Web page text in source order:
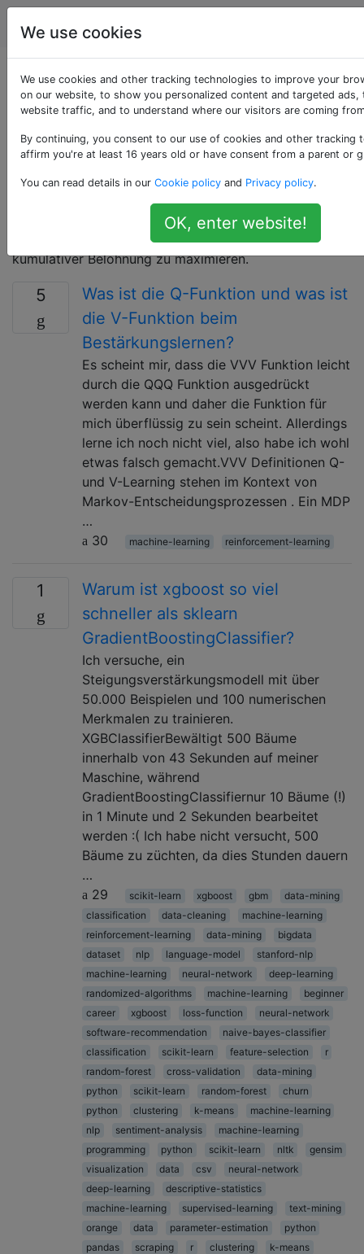
Data Science
Als «reinforcement-
learning» getaggte
Fragen
Bereich des maschinellen Lernens, in dem es darum
geht, wie Software-Agenten in einer Umgebung
Maßnahmen ergreifen sollten, um die Vorstellung von
kumulativer Belohnung zu maximieren.
5
Was ist die Q-Funktion und was ist
die V-Funktion beim
Bestärkungslernen?
Es scheint mir, dass die VVV Funktion leicht
durch die QQQ Funktion ausgedrückt
werden kann und daher die Funktion für
mich überflüssig zu sein scheint. Allerdings
lerne ich noch nicht viel, also habe ich wohl
etwas falsch gemacht.VVV Definitionen Q-
und V-Learning stehen im Kontext von
Markov-Entscheidungsprozessen . Ein MDP
…
30
machine-learning reinforcement-learning
1
Warum ist xgboost so viel
schneller als sklearn
GradientBoostingClassifier?
Ich versuche, ein
Steigungsverstärkungsmodell mit über
50.000 Beispielen und 100 numerischen
Merkmalen zu trainieren.
XGBClassifierBewältigt 500 Bäume
innerhalb von 43 Sekunden auf meiner
Maschine, während
GradientBoostingClassifiernur 10 Bäume (!)
in 1 Minute und 2 Sekunden bearbeitet
werden :( Ich habe nicht versucht, 500
Bäume zu züchten, da dies Stunden dauern
…
29
scikit-learn xgboost gbm
data-mining
classification
data-cleaning
machine-learning
reinforcement-learning
data-mining
bigdata
dataset
nlp language-model
stanford-nlp
machine-learning
neural-network
deep-learning
randomized-algorithms
machine-learning
beginner
career
xgboost loss-function
neural-network
software-recommendation
naive-bayes-classifier
classification
scikit-learn feature-selection
r
random-forest
cross-validation
data-mining
python
scikit-learn random-forest
churn
python
clustering k-means
machine-learning
nlp
sentiment-analysis
machine-learning
programming
python scikit-learn nltk
gensim
visualization
data csv
neural-network
deep-learning
descriptive-statistics
machine-learning
supervised-learning
text-mining
orange
data parameter-estimation
python
pandas
scraping r clustering
k-means
We use cookies
We use cookies and other tracking technologies to improve your
on our website, to show you personalized content and targeted ads,
website traffic, and to understand where our visitors are coming
By continuing, you consent to our use of cookies and other tracking
affirm you're at least 16 years old or have consent from a parent or
You can read details in our Cookie policy and Privacy policy.
OK, enter website!